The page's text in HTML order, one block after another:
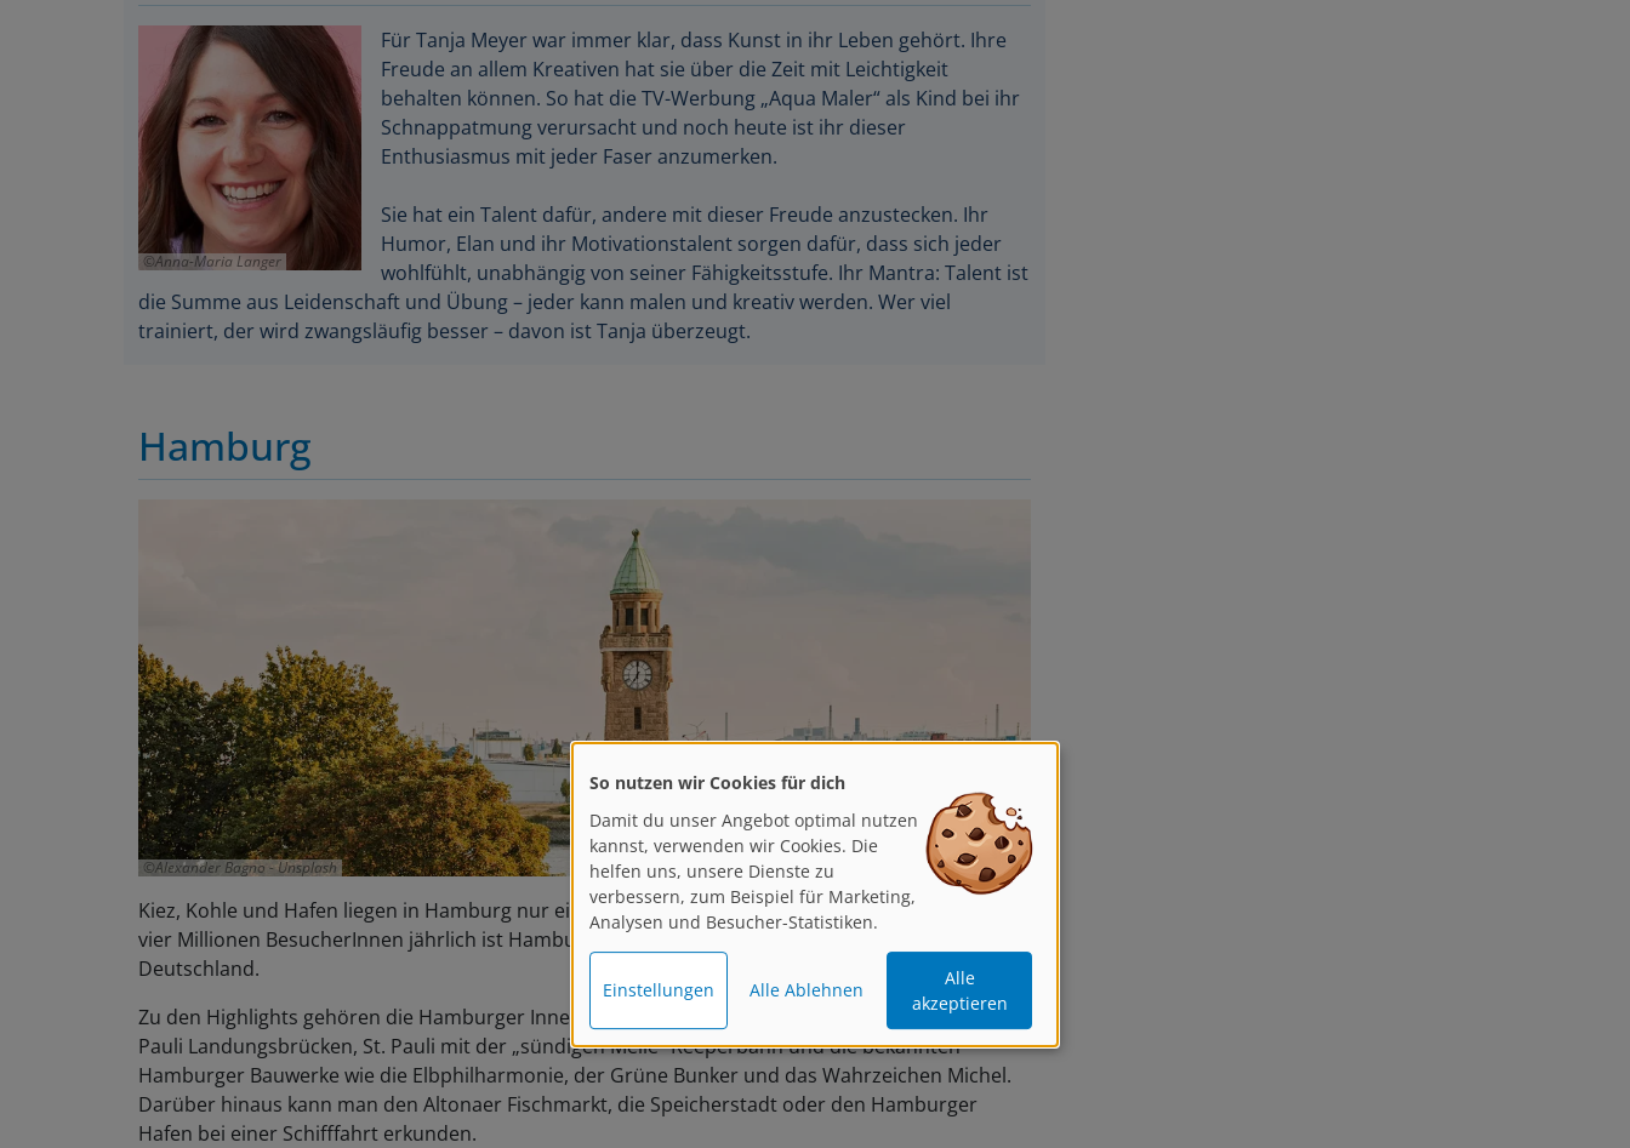
Anna-Maria Langer
Für Tanja Meyer war immer klar, dass Kunst in ihr Leben gehört. Ihre
Freude an allem Kreativen hat sie über die Zeit mit Leichtigkeit
behalten können. So hat die TV-Werbung „Aqua Maler“ als Kind bei ihr
Schnappatmung verursacht und noch heute ist ihr dieser
Enthusiasmus mit jeder Faser anzumerken.
Sie hat ein Talent dafür, andere mit dieser Freude anzustecken. Ihr
Humor, Elan und ihr Motivationstalent sorgen dafür, dass sich jeder
wohlfühlt, unabhängig von seiner Fähigkeitsstufe. Ihr Mantra: Talent ist
die Summe aus Leidenschaft und Übung – jeder kann malen und kreativ werden. Wer viel
trainiert, der wird zwangsläufig besser – davon ist Tanja überzeugt.
Hamburg
Alexander Bagno - Unsplash
Kiez, Kohle und Hafen liegen in Hamburg nur einen Steinwurf voneinander entfernt. Mit mehr als
vier Millionen BesucherInnen jährlich ist Hamburg eines der attraktivsten Tourismusziele in
Deutschland.
Zu den Highlights gehören die Hamburger Innenstadt samt Binnenalster, der Hafen mit den St.
Pauli Landungsbrücken, St. Pauli mit der „sündigen Meile“ Reeperbahn und die bekannten
Hamburger Bauwerke wie die Elbphilharmonie, der Grüne Bunker und das Wahrzeichen Michel.
Darüber hinaus kann man den Altonaer Fischmarkt, die Speicherstadt oder den Hamburger
Hafen bei einer Schifffahrt erkunden.
So nutzen wir Cookies für dich
Damit du unser Angebot optimal nutzen
kannst, verwenden wir Cookies. Die
helfen uns, unsere Dienste zu
verbessern, zum Beispiel für Marketing,
Analysen und Besucher-Statistiken.
Einstellungen Alle Ablehnen
Alle
akzeptieren